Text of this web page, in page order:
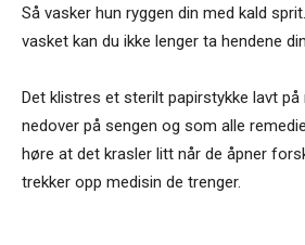
Så vasker hun ryggen din med kald
vasket kan du ikke lenger ta hendene
Det klistres et sterilt papirstykke lavt
nedover på sengen og som alle
høre at det krasler litt når de åpner
trekker opp medisin de trenger.